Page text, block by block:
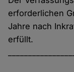
erforderlichen
Jahre nach
erfüllt.